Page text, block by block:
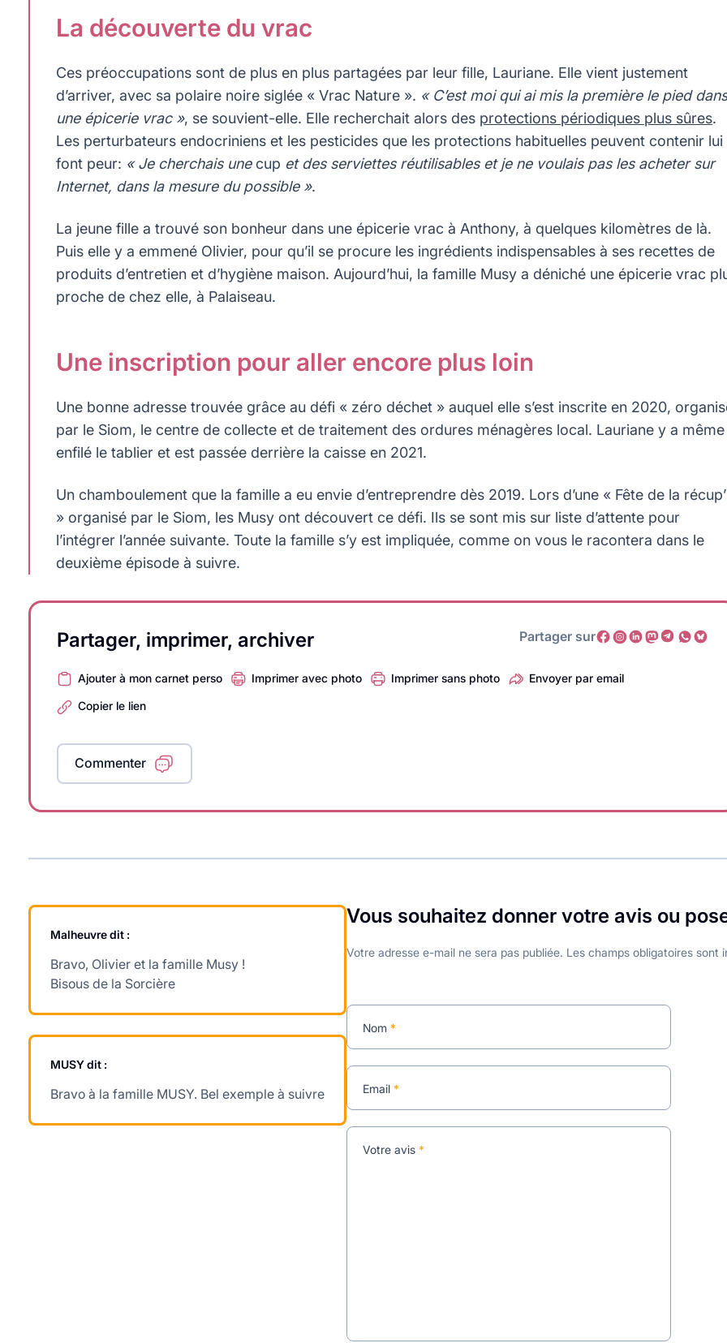
La découverte du vrac
Ces préoccupations sont de plus en plus partagées par leur fille, Lauriane. Elle vient justement
d’arriver, avec sa polaire noire siglée « Vrac Nature ». « C’est moi qui ai mis la première le pied dans
une épicerie vrac », se souvient-elle. Elle recherchait alors des protections périodiques plus sûres.
Les perturbateurs endocriniens et les pesticides que les protections habituelles peuvent contenir lui
font peur: « Je cherchais une cup et des serviettes réutilisables et je ne voulais pas les acheter sur
Internet, dans la mesure du possible ».
La jeune fille a trouvé son bonheur dans une épicerie vrac à Anthony, à quelques kilomètres de là.
Puis elle y a emmené Olivier, pour qu’il se procure les ingrédients indispensables à ses recettes de
produits d’entretien et d’hygiène maison. Aujourd’hui, la famille Musy a déniché une épicerie vrac
proche de chez elle, à Palaiseau.
Une inscription pour aller encore plus loin
Une bonne adresse trouvée grâce au défi « zéro déchet » auquel elle s’est inscrite en 2020,
par le Siom, le centre de collecte et de traitement des ordures ménagères local. Lauriane y a même
enfilé le tablier et est passée derrière la caisse en 2021.
Un chamboulement que la famille a eu envie d’entreprendre dès 2019. Lors d’une « Fête de la récup’
» organisé par le Siom, les Musy ont découvert ce défi. Ils se sont mis sur liste d’attente pour
l’intégrer l’année suivante. Toute la famille s’y est impliquée, comme on vous le racontera dans le
deuxième épisode à suivre.
Partager, imprimer, archiver Partager sur
Ajouter à mon carnet perso Imprimer avec photo Imprimer sans photo Envoyer par email
Copier le lien
Commenter
Malheuvredit :
Bravo, Olivier et la famille Musy !
Bisous de la Sorcière
MUSYdit :
Bravo à la famille MUSY. Bel exemple à suivre
Vous souhaitez donner votre avis ou
Votre adresse e-mail ne sera pas publiée. Les champs obligatoires sont
Votre avis *
Nom *
Email *